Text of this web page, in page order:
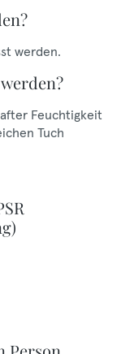
werden.
Feuchtigkeit
Tuch